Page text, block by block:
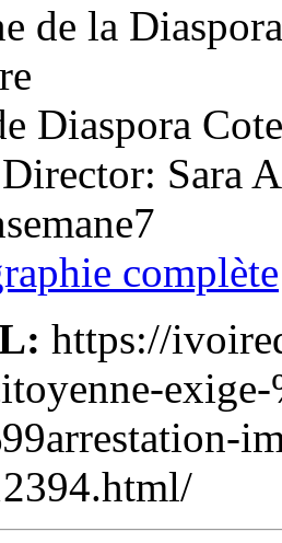
de la
Diaspora
Sara
complète
https://